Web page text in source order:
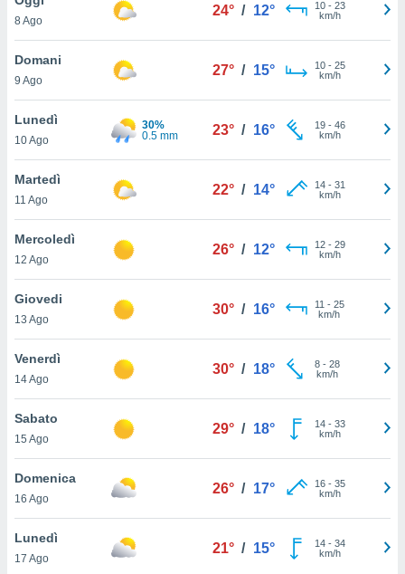
è
al sito
di
ci
di
il
un
la
nella
cookie
in
8 Ago
24° / 12° 10- 23
km/h
Domani
9 Ago
27° / 15° 10- 25
km/h
Lunedì
10 Ago
30%
0.5 mm
23° / 16° 19- 46
km/h
Martedì
11 Ago
22° / 14° 14- 31
km/h
Mercoledì
12 Ago
26° / 12° 12- 29
km/h
Giovedi
13 Ago
30° / 16° 11 - 25
km/h
Venerdì
14 Ago
30° / 18° 8- 28
km/h
Sabato
15 Ago
29° / 18° 14- 33
km/h
Domenica
16 Ago
26° / 17° 16- 35
km/h
Lunedì
17 Ago
21° / 15° 14- 34
km/h